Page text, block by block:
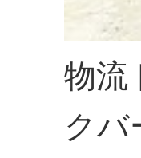
物流
クバ